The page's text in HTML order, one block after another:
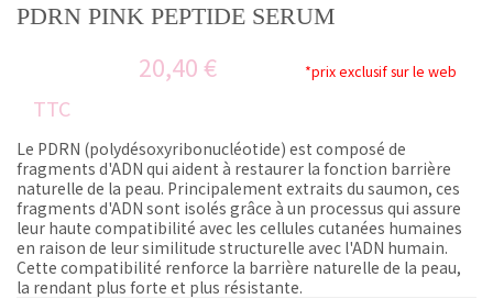
PDRN PINK PEPTIDE SERUM
20,40 € *prix exclusif sur le web
TTC
Le PDRN (polydésoxyribonucléotide) est composé de
fragments d'ADN qui aident à restaurer la fonction barrière
naturelle de la peau. Principalement extraits du saumon, ces
fragments d'ADN sont isolés grâce à un processus qui assure
leur haute compatibilité avec les cellules cutanées humaines
en raison de leur similitude structurelle avec l'ADN humain.
Cette compatibilité renforce la barrière naturelle de la peau,
la rendant plus forte et plus résistante.